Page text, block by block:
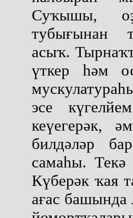
Суҡышы,
тубығынан
асыҡ.
үткер һәм
эсе
кеүегерәк,
билдәләр
самаһы.
Күберәк ҡая
ағас башында